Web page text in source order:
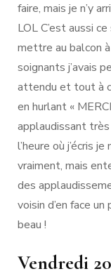
faire, mais je n’y
LOL C’est aussi
mettre au balcon
soignants j’avais
attendu et tout à
en hurlant «
applaudissant très
l’heure où j’écris
vraiment, mais
des
voisin d’en face
beau !
Vendredi